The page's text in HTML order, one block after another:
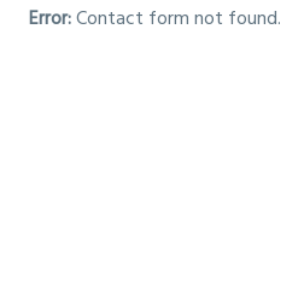
Error:Contact form not found.